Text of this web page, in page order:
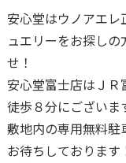
安心堂はウノアエレ
ュエリーをお探しの
せ！
安心堂富士店はＪＲ
徒歩８分にございま
敷地内の専用無料駐
お待ちしております